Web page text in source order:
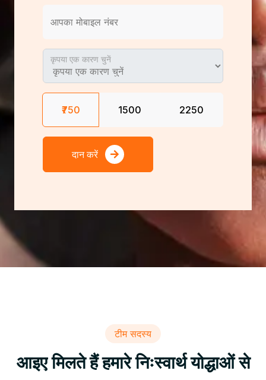
आपका मोबाइल नंबर
कृपया एक कारण चुनें
₹750 ₹1500 ₹2250
दान करें
टीम सदस्य
आइए मिलते हैं हमारे निःस्वार्थ योद्धाओं से